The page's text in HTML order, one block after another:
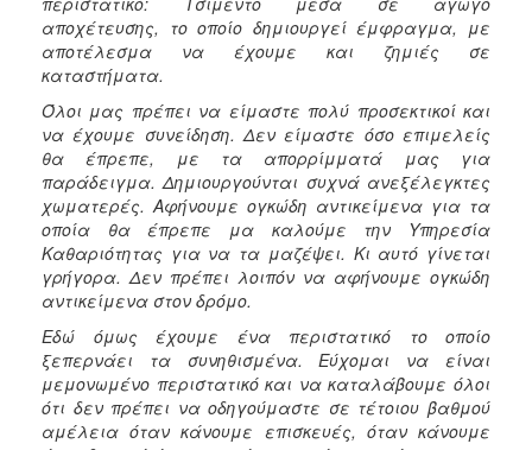
ΑΝΘΕΚΤΙΚΗ
ΠΟΛΗαποχέτευσης, το οποίο δημιουργεί έμφραγμα, με
αποτέλεσμα να έχουμε και ζημιές σε
καταστήματα.
Όλοι μας πρέπει να είμαστε πολύ προσεκτικοί και
να έχουμε συνείδηση. Δεν είμαστε όσο επιμελείς
θα έπρεπε, με τα απορρίμματά μας για
παράδειγμα. Δημιουργούνται συχνά ανεξέλεγκτες
χωματερές. Αφήνουμε ογκώδη αντικείμενα για τα
οποία θα έπρεπε μα καλούμε την Υπηρεσία
Καθαριότητας για να τα μαζέψει. Κι αυτό γίνεται
γρήγορα. Δεν πρέπει λοιπόν να αφήνουμε ογκώδη
αντικείμενα στον δρόμο.
Εδώ όμως έχουμε ένα περιστατικό το οποίο
ξεπερνάει τα συνηθισμένα. Εύχομαι να είναι
μεμονωμένο περιστατικό και να καταλάβουμε όλοι
ότι δεν πρέπει να οδηγούμαστε σε τέτοιου βαθμού
αμέλεια όταν κάνουμε επισκευές, όταν κάνουμε